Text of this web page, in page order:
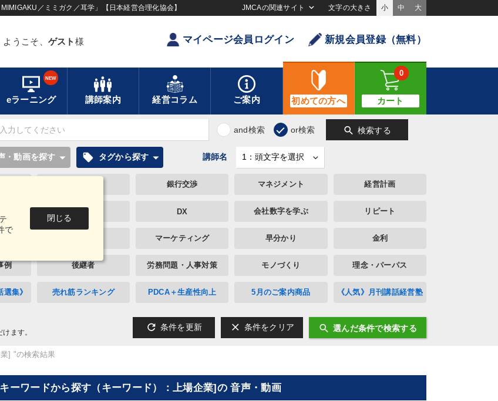
／ミミガク／耳学」【日本経営合理化協会】 JMCAの関連サイト 文字の大きさ 小 中 大
ようこそ、 ゲスト 様 マイページ会員ログイン 新規会員登録（無料）
eラーニング
NEW
講師案内 経営コラム ご案内 初めての方へ カート
0
and検索 or検索 search 検索する
で
閉じる
・動画を探す local_offer タグから探す 講師名
銀行交渉 マネジメント 経営計画
DX 会社数字を学ぶ リピート
マーケティング 早分かり 金利
例 後継者 労務問題・人事対策 モノづくり 理念・パーパス
集》 売れ筋ランキング PDCA＋生産性向上 5月のご案内商品 《人気》月刊講話経営塾
ます。 refresh 条件を更新 clear 条件をクリア search 選んだ条件で検索する
] "の検索結果
ーワードから探す（キーワード）：上場企業]の 音声・動画